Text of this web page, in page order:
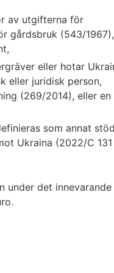
av utgifterna för
gårdsbruk (543/1967),
eller hotar
eller juridisk person,
(269/2014), eller en
som annat
Ukraina (2022/C 131
under det innevarande